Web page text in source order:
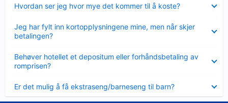
Hvordan ser jeg hvor mye det kommer til å koste?
mindre
Jeg har fylt inn kortopplysningene mine, men når skjer
betalingen?
mindre
Behøver hotellet et depositum eller forhåndsbetaling av
romprisen?
mindre
Er det mulig å få ekstraseng/barneseng til barn?
mindre